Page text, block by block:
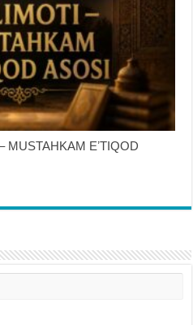
MUSTAHKAM EʼTIQOD